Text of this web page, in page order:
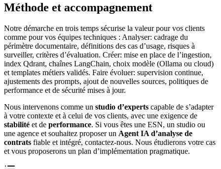
Méthode et accompagnement
Notre démarche en trois temps sécurise la valeur pour vos clients
comme pour vos équipes techniques : Analyser: cadrage du
périmètre documentaire, définitions des cas d’usage, risques à
surveiller, critères d’évaluation. Créer: mise en place de l’ingestion,
index Qdrant, chaînes LangChain, choix modèle (Ollama ou cloud)
et templates métiers validés. Faire évoluer: supervision continue,
ajustements des prompts, ajout de nouvelles sources, politiques de
performance et de sécurité mises à jour.
Nous intervenons comme un studio d’experts capable de s’adapter
à votre contexte et à celui de vos clients, avec une exigence de
stabilité et de performance. Si vous êtes une ESN, un studio ou
une agence et souhaitez proposer un Agent IA d’analyse de
contrats fiable et intégré, contactez-nous. Nous étudierons votre cas
et vous proposerons un plan d’implémentation pragmatique.